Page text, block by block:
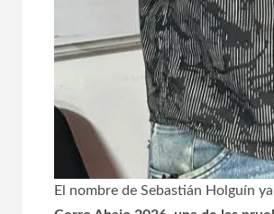
El nombre de Sebastián Holguín